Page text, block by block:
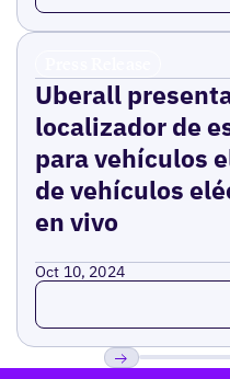
Uberall
localizador de
para vehículos
de vehículos
en vivo
Oct 10, 2024
Read more